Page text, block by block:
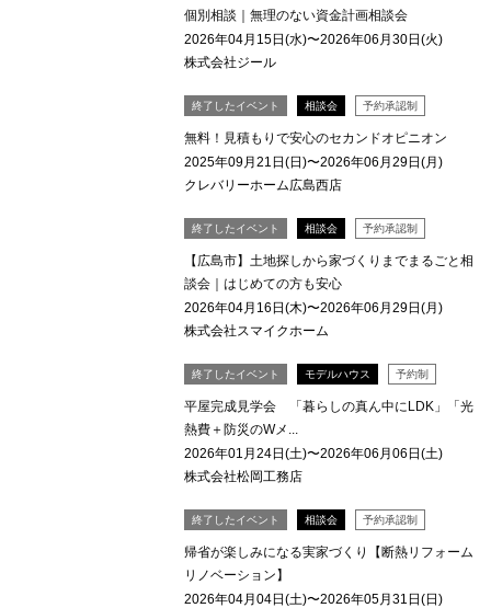
個別相談｜無理のない資金計画相談会
2026年04月15日(水)〜2026年06月30日(火)
株式会社ジール
終了したイベント 相談会 予約承認制
無料！見積もりで安心のセカンドオピニオン
2025年09月21日(日)〜2026年06月29日(月)
クレバリーホーム広島西店
終了したイベント 相談会 予約承認制
【広島市】土地探しから家づくりまでまるごと相
談会｜はじめての方も安心
2026年04月16日(木)〜2026年06月29日(月)
株式会社スマイクホーム
終了したイベント モデルハウス 予約制
平屋完成見学会 「暮らしの真ん中にLDK」「光
熱費＋防災のWメ...
2026年01月24日(土)〜2026年06月06日(土)
株式会社松岡工務店
終了したイベント 相談会 予約承認制
帰省が楽しみになる実家づくり【断熱リフォーム
リノベーション】
2026年04月04日(土)〜2026年05月31日(日)